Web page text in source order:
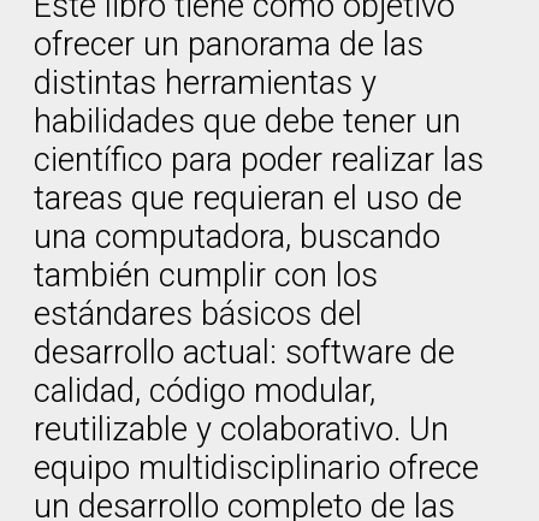
ofrecer un panorama de las
distintas herramientas y
habilidades que debe tener un
científico para poder realizar las
tareas que requieran el uso de
una computadora, buscando
también cumplir con los
estándares básicos del
desarrollo actual: software de
calidad, código modular,
reutilizable y colaborativo. Un
equipo multidisciplinario ofrece
un desarrollo completo de las